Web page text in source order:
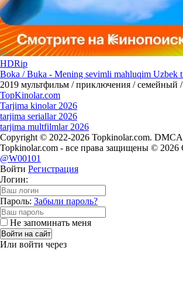
HDRip
Boka / Buka - Mening sevimli mahluqim Uzbek
2019 мультфильм / приключения / семейный /
TopKinolar.com
Tarjima kinolar 2026
tarjima seriallar 2026
tarjima multfilmlar 2026
Copyright © 2022-2026 Topkinolar.com.
Topkinolar.com - все права защищены © 2026
@W00101
Войти Регистрация
Логин:
Пароль: Забыли пароль?
Не запоминать меня
Войти на сайт
Или войти через